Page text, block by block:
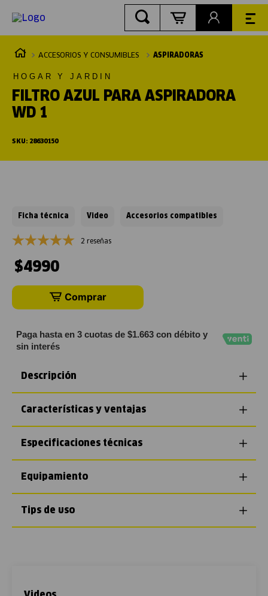
ACCESORIOS Y CONSUMIBLES ASPIRADORAS
HOGAR Y JARDIN
FILTRO AZUL PARA ASPIRADORA
WD 1
SKU: 28630150
Ficha técnica Video Accesorios compatibles
2 reseñas
$4990
Comprar
Paga hasta en 3 cuotas de $1.663 con débito y
sin interés
Descripción
Características y ventajas
Especificaciones técnicas
Equipamiento
Tips de uso